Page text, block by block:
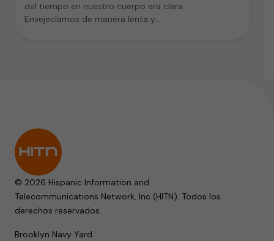
del tiempo en nuestro cuerpo era clara.
Envejecíamos de manera lenta y…
© 2026 Hispanic Information and
Telecommunications Network, Inc (HITN). Todos los
derechos reservados.
Brooklyn Navy Yard